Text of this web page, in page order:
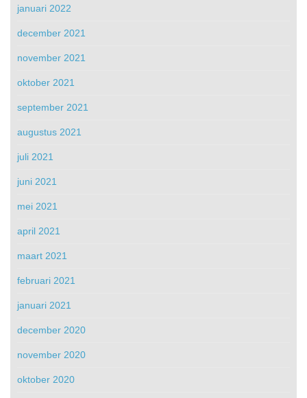
januari 2022
december 2021
november 2021
oktober 2021
september 2021
augustus 2021
juli 2021
juni 2021
mei 2021
april 2021
maart 2021
februari 2021
januari 2021
december 2020
november 2020
oktober 2020